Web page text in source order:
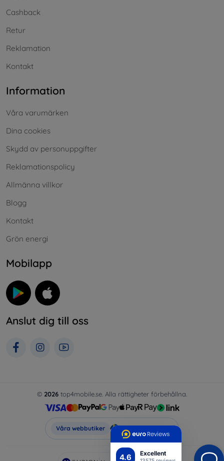
4.6 Excellent
Cashback
Retur
Reklamation
Kontakt
Information
Våra varumärken
Dina cookies
Skydd av personuppgifter
Reklamationspolicy
Allmänna villkor
Blogg
Kontakt
Grön energi
Mobilapp
Anslut dig till oss
© 2026 top4mobile.se. Alla rättigheter förbehållna.
Våra webbutiker Top4Mobile.se